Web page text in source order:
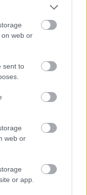
web or
sent to
web or
or app.